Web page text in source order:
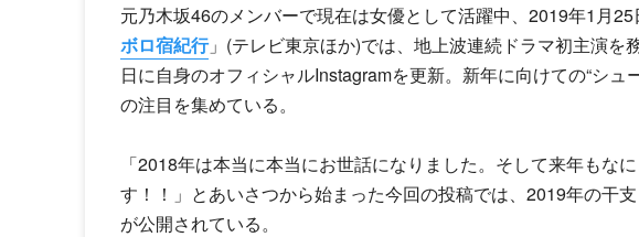
元乃木坂46のメンバーで現在は女優として活躍中、2019年1月
ボロ宿紀行」(テレビ東京ほか)では、地上波連続ドラマ初主演を
日に自身のオフィシャルInstagramを更新。新年に向けての“シュ
の注目を集めている。
「2018年は本当に本当にお世話になりました。そして来年もな
す！！」とあいさつから始まった今回の投稿では、2019年の干
が公開されている。